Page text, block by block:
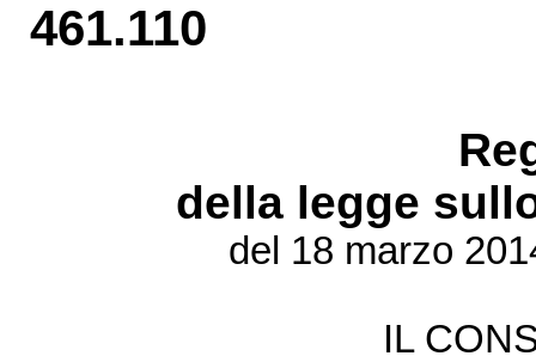
461.110
della legge
del 18 marzo
IL